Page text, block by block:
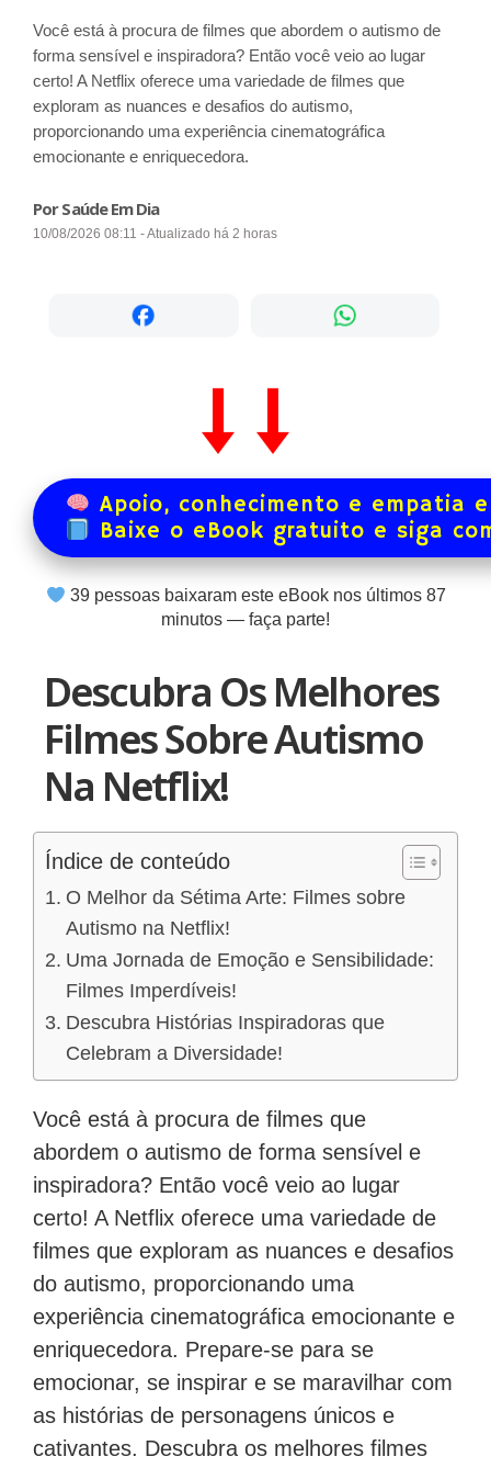
Você está à procura de filmes que abordem o autismo de
forma sensível e inspiradora? Então você veio ao lugar
certo! A Netflix oferece uma variedade de filmes que
exploram as nuances e desafios do autismo,
proporcionando uma experiência cinematográfica
emocionante e enriquecedora.
Por Saúde Em Dia
10/08/2026 08:11 - Atualizado há 2 horas
Apoio, conhecimento e empatia
Baixe o eBook gratuito e siga
39pessoas baixaram este eBook nos últimos 87
minutos — faça parte!
Descubra Os Melhores
Filmes Sobre Autismo
Na Netflix!
Índice de conteúdo
O Melhor da Sétima Arte: Filmes sobre
Autismo na Netflix!
Uma Jornada de Emoção e Sensibilidade:
Filmes Imperdíveis!
Descubra Histórias Inspiradoras que
Celebram a Diversidade!
Você está à procura de filmes que
abordem o autismo de forma sensível e
inspiradora? Então você veio ao lugar
certo! A Netflix oferece uma variedade de
filmes que exploram as nuances e desafios
do autismo, proporcionando uma
experiência cinematográfica emocionante e
enriquecedora. Prepare-se para se
emocionar, se inspirar e se maravilhar com
as histórias de personagens únicos e
cativantes. Descubra os melhores filmes